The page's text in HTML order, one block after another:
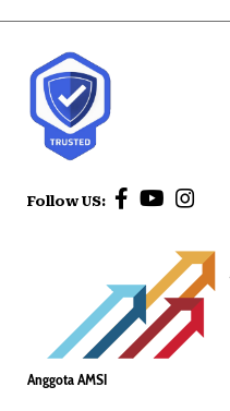
Follow US:
Anggota AMSI